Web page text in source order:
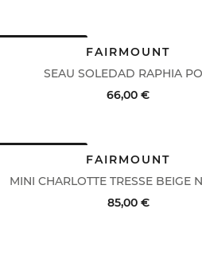
SEAU SOLEDAD RAPHIA
FAIRMOUNT
66,00 €
ACHAT RAPIDE VOIR LE
MINI CHARLOTTE TRESSE BEIGE
FAIRMOUNT
85,00 €